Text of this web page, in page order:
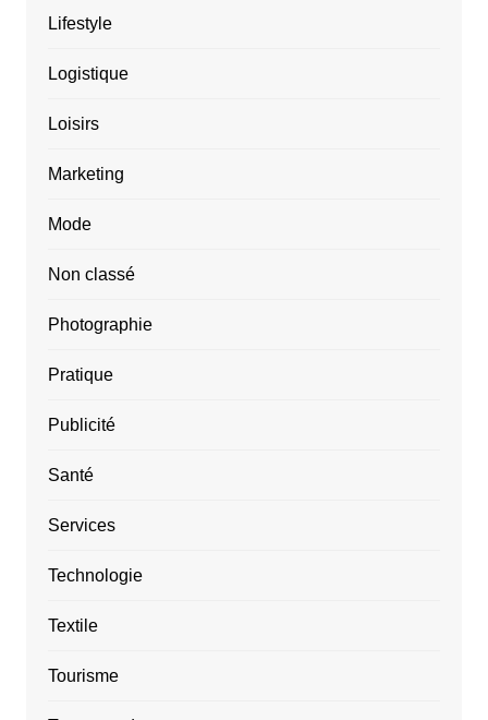
Lifestyle
Logistique
Loisirs
Marketing
Mode
Non classé
Photographie
Pratique
Publicité
Santé
Services
Technologie
Textile
Tourisme